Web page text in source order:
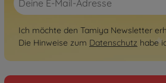
Archiv
1:10 RC
Corse M-
Nicht
Ich möchte den Tamiya Newsletter
Die Hinweise zum Datenschutz habe